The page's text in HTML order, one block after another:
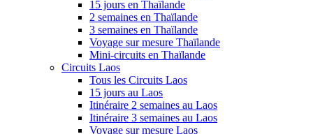
15 jours en Thaïlande
2 semaines en Thaïlande
3 semaines en Thaïlande
Voyage sur mesure Thaïlande
Mini-circuits en Thaïlande
Circuits Laos
Tous les Circuits Laos
15 jours au Laos
Itinéraire 2 semaines au Laos
Itinéraire 3 semaines au Laos
Voyage sur mesure Laos